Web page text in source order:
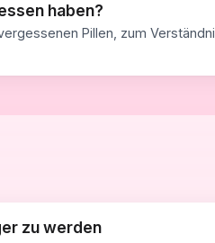
haben?
Pillen, zum
zu werden